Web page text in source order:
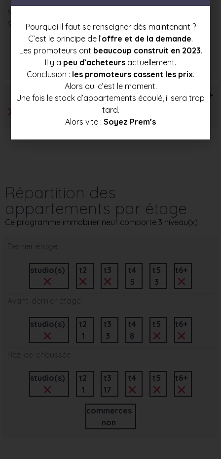
Nombre : 3
Surface moyenne : 83 m²
Prix mini
358 500 €
Prix moyen
380 500 €
Prix max
402 000 €
T6+
Répartition des
appartements par étage
Ce programme immobilier neuf comporte 3 niveau(x)
Dernier étage
studio(s) t2 t3
t4
5
t5
3
t6+
Avant-dernier étage
studio(s)
t2
1
t3
3
t4
8
t5 t6+
Rez-de-chaussée
studio(s)
t2
1
t3
17
t4 t5 t6+
commerces
non
Pourquoi il faut se renseigner dès maintenant ?
C’est le principe de l’offre et de la demande.
Les promoteurs ont beaucoup construit en 2023.
Il y a peu d’acheteurs actuellement.
Conclusion : les promoteurs cassent les prix.
Alors oui c’est le moment.
Une fois le stock d’appartements écoulé, il sera trop
tard.
Alors vite : Soyez Prem’s